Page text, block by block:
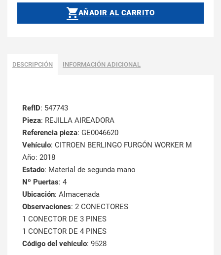
AÑADIR AL CARRITO
DESCRIPCIÓN INFORMACIÓN ADICIONAL
RefID: 547743
Pieza: REJILLA AIREADORA
Referencia pieza: GE0046620
Vehículo: CITROEN BERLINGO FURGÓN WORKER M
Año: 2018
Estado: Material de segunda mano
Nº Puertas: 4
Ubicación: Almacenada
Observaciones: 2 CONECTORES
1 CONECTOR DE 3 PINES
1 CONECTOR DE 4 PINES
Código del vehículo: 9528